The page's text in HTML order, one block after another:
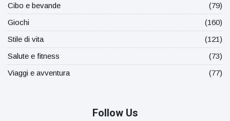
Cibo e bevande
(79)
Giochi
(160)
Stile di vita
(121)
Salute e fitness
(73)
Viaggi e avventura
(77)
Follow Us